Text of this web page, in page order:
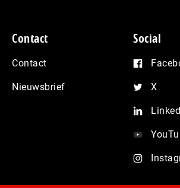
Contact
Contact
Nieuwsbrief
Social
X